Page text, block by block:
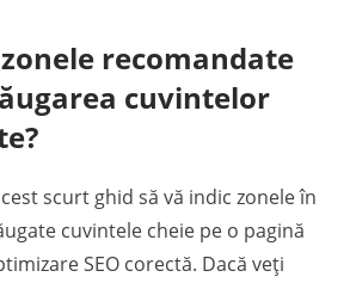
recomandate
cuvintelor
scurt ghid să vă indic zonele în
cuvintele cheie pe o pagină
SEO corectă. Dacă veți